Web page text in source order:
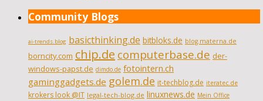
Community Blogs
ai-trends.blog basicthinking.de bitbloks.de blog.materna.de
borncity.com chip.de computerbase.de der-
windows-papst.de dimdo.de fotointern.ch
gaminggadgets.de golem.de it-techblog.de iteratec.de
krokers look @IT legal-tech-blog.de linuxnews.de Mein Office